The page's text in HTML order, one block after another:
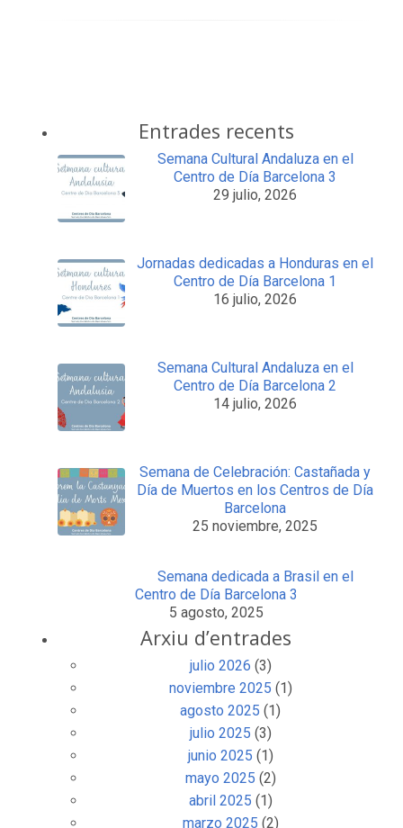
Entrades recents
Semana Cultural Andaluza en el
Centro de Día Barcelona 3
29 julio, 2026
Jornadas dedicadas a Honduras en el
Centro de Día Barcelona 1
16 julio, 2026
Semana Cultural Andaluza en el
Centro de Día Barcelona 2
14 julio, 2026
Semana de Celebración: Castañada y
Día de Muertos en los Centros de Día
Barcelona
25 noviembre, 2025
Semana dedicada a Brasil en el
Centro de Día Barcelona 3
5 agosto, 2025
Arxiu d’entrades
julio 2026 (3)
noviembre 2025 (1)
agosto 2025 (1)
julio 2025 (3)
junio 2025 (1)
mayo 2025 (2)
abril 2025 (1)
marzo 2025 (2)